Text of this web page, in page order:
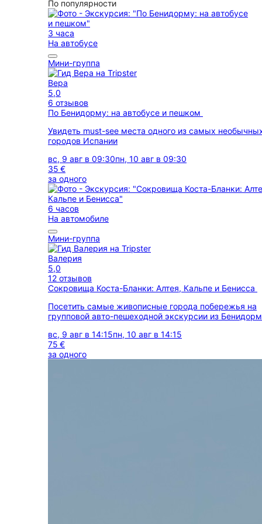
По популярности
3 часа
На автобусе
Мини-группа
Вера
5,0
6 отзывов
По Бенидорму: на автобусе и пешком
Увидеть must-see места одного из самых
городов Испании
вс, 9 авг в 09:30пн, 10 авг в 09:30
35 €
за одного
6 часов
На автомобиле
Мини-группа
Валерия
5,0
12 отзывов
Сокровища Коста-Бланки: Алтея, Кальпе и Бенисса
Посетить самые живописные города побережья на
групповой авто-пешеходной экскурсии из
вс, 9 авг в 14:15пн, 10 авг в 14:15
75 €
за одного